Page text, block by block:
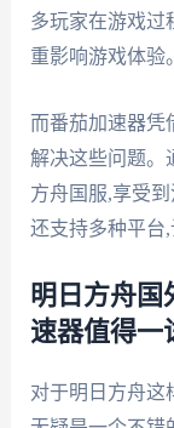
多玩家在游戏过
重影响游戏体验。
而番茄加速器凭
解决这些问题。
方舟国服,享受
还支持多种平台,
明日方舟国
速器值得一
对于明日方舟这